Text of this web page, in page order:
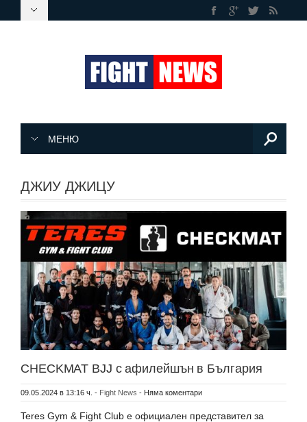
МЕНЮ
ДЖИУ ДЖИЦУ
CHECKMAT BJJ с афилейшън в България
09.05.2024 в 13:16 ч. - Fight News - Няма коментари
Teres Gym & Fight Club е официален представител за